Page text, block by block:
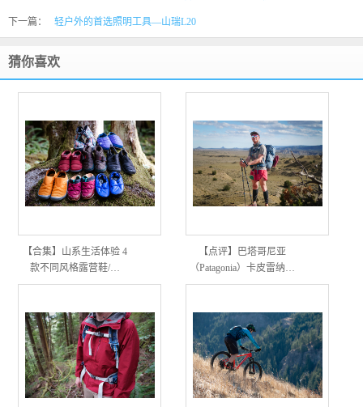
下一篇： 轻户外的首选照明工具—山瑞L20
猜你喜欢
【合集】山系生活体验 4
款不同风格露营鞋/…
【点评】巴塔哥尼亚
（Patagonia）卡皮雷纳…